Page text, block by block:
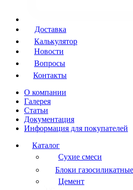
Доставка
Калькулятор
Новости
Вопросы
Контакты
О компании
Галерея
Статьи
Документация
Информация для покупателей
Каталог
Сухие смеси
Блоки газосиликатные
Цемент